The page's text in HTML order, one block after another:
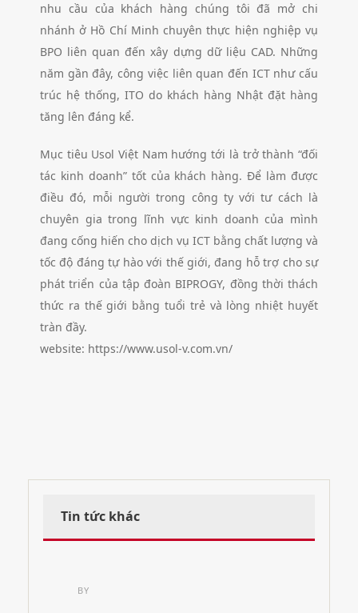
nhu cầu của khách hàng chúng tôi đã mở chi
nhánh ở Hồ Chí Minh chuyên thực hiện nghiệp vụ
BPO liên quan đến xây dựng dữ liệu CAD. Những
năm gần đây, công việc liên quan đến ICT như cấu
trúc hệ thống, ITO do khách hàng Nhật đặt hàng
tăng lên đáng kể.
Mục tiêu Usol Việt Nam hướng tới là trở thành “đối
tác kinh doanh” tốt của khách hàng. Để làm được
điều đó, mỗi người trong công ty với tư cách là
chuyên gia trong lĩnh vực kinh doanh của mình
đang cống hiến cho dịch vụ ICT bằng chất lượng và
tốc độ đáng tự hào với thế giới, đang hỗ trợ cho sự
phát triển của tập đoàn BIPROGY, đồng thời thách
thức ra thế giới bằng tuổi trẻ và lòng nhiệt huyết
tràn đầy.
website: https://www.usol-v.com.vn/
Tin tức khác
BY